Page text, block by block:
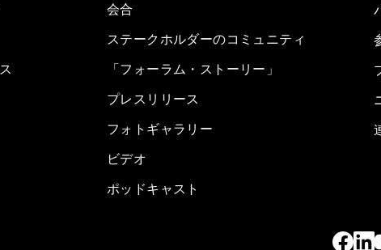
会合
ステークホルダーのコミュニティ
「フォーラム・ストーリー」
プレスリリース
フォトギャラリー
ビデオ
ポッドキャスト